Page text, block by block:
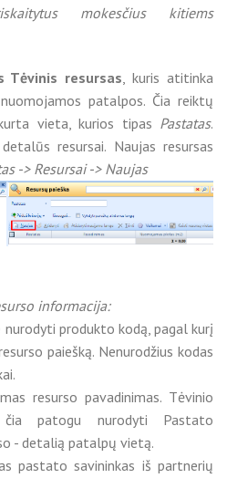
mokesčius kitiems
Tėvinis resursas , kuris atitinka
patalpos. Čia reiktų
vieta, kurios tipas Pastatas.
resursai. Naujas resursas
-> Resursai -> Naujas
informacija:
produkto kodą, pagal kurį
paiešką. Nenurodžius kodas
resurso pavadinimas. Tėvinio
patogu nurodyti Pastato
- detalią patalpų vietą.
pastato savininkas iš partnerių